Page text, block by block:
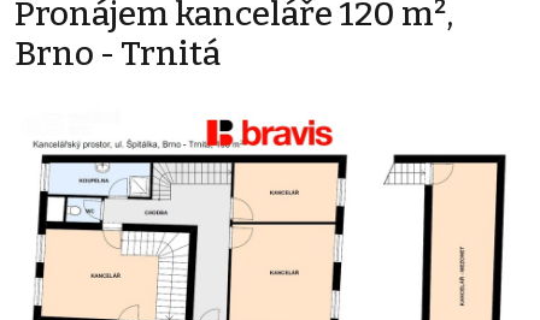
Pronájem kanceláře 120 m²,
Brno - Trnitá